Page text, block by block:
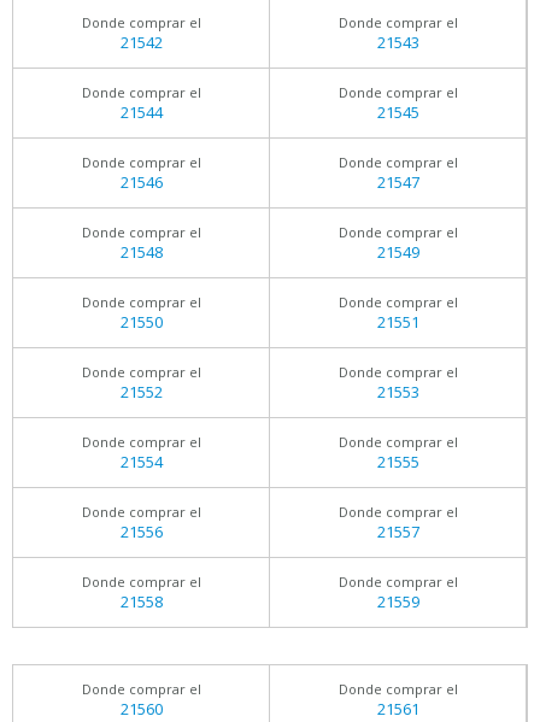
Donde comprar el
21542
Donde comprar el
21543
Donde comprar el
21544
Donde comprar el
21545
Donde comprar el
21546
Donde comprar el
21547
Donde comprar el
21548
Donde comprar el
21549
Donde comprar el
21550
Donde comprar el
21551
Donde comprar el
21552
Donde comprar el
21553
Donde comprar el
21554
Donde comprar el
21555
Donde comprar el
21556
Donde comprar el
21557
Donde comprar el
21558
Donde comprar el
21559
Donde comprar el
21560
Donde comprar el
21561